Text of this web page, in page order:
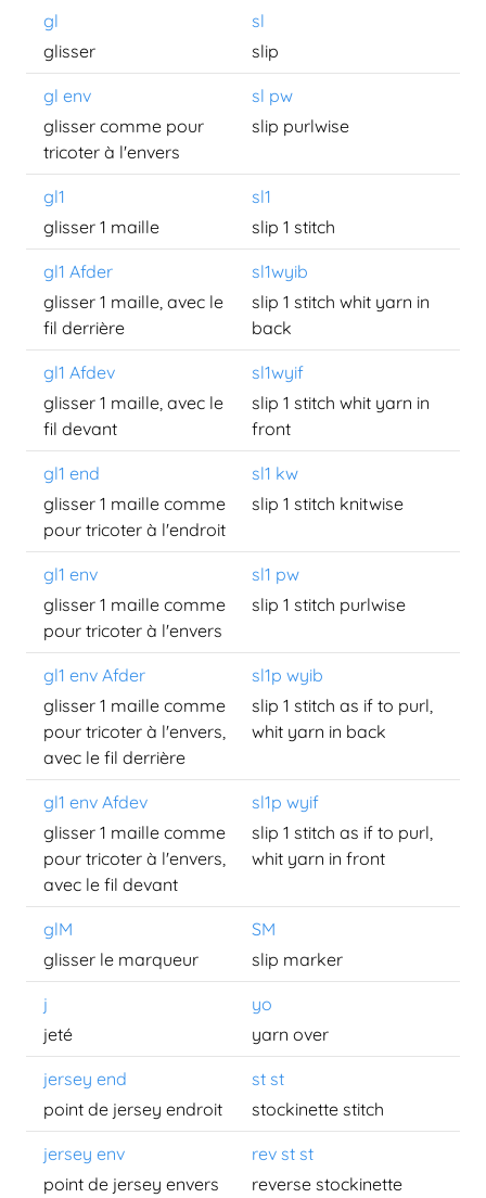
gl
sl
glisser
slip
gl env
sl pw
glisser comme pour
tricoter à l'envers
slip purlwise
gl1
sl1
glisser 1 maille
slip 1 stitch
gl1 Afder
sl1wyib
glisser 1 maille, avec le
fil derrière
slip 1 stitch whit yarn in
back
gl1 Afdev
sl1wyif
glisser 1 maille, avec le
fil devant
slip 1 stitch whit yarn in
front
gl1 end
sl1 kw
glisser 1 maille comme
pour tricoter à l'endroit
slip 1 stitch knitwise
gl1 env
sl1 pw
glisser 1 maille comme
pour tricoter à l'envers
slip 1 stitch purlwise
gl1 env Afder
sl1p wyib
glisser 1 maille comme
pour tricoter à l'envers,
avec le fil derrière
slip 1 stitch as if to purl,
whit yarn in back
gl1 env Afdev
sl1p wyif
glisser 1 maille comme
pour tricoter à l'envers,
avec le fil devant
slip 1 stitch as if to purl,
whit yarn in front
glM
SM
glisser le marqueur
slip marker
j
yo
jeté
yarn over
jersey end
st st
point de jersey endroit
stockinette stitch
jersey env
rev st st
point de jersey envers
reverse stockinette